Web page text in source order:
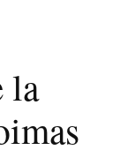
la